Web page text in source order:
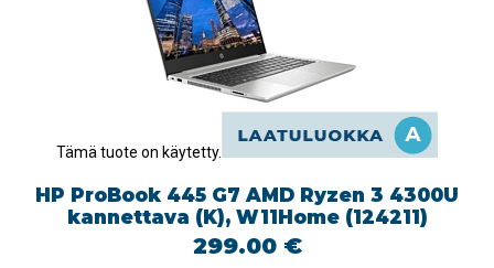
Tämä tuote on käytetty.
HP ProBook 445 G7 AMD Ryzen 3 4300U
kannettava (K), W11Home (124211)
299.00 €